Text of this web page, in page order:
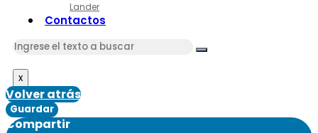
Lander
Contactos
x
Volver atrás
Guardar
Compartir